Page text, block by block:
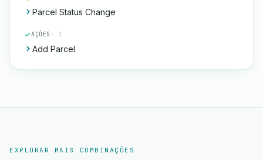
Parcel Status Change
AÇÕES · 1
Add Parcel
EXPLORAR MAIS COMBINAÇÕES